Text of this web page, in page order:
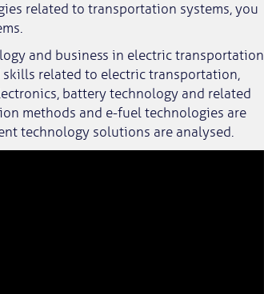
related to transportation systems, you
and business in electric transportation
skills related to electric transportation,
battery technology and related
methods and e-fuel technologies are
technology solutions are analysed.